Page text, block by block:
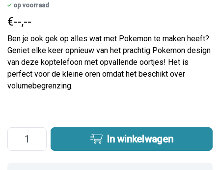
op voorraad
€--,--
Ben je ook gek op alles wat met Pokemon te maken heeft?
Geniet elke keer opnieuw van het prachtig Pokemon design
van deze koptelefoon met opvallende oortjes! Het is
perfect voor de kleine oren omdat het beschikt over
volumebegrenzing.
In winkelwagen